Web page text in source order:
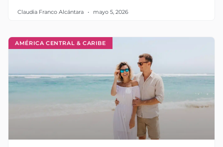
Claudia Franco Alcántara mayo 5, 2026
AMÉRICA CENTRAL & CARIBE